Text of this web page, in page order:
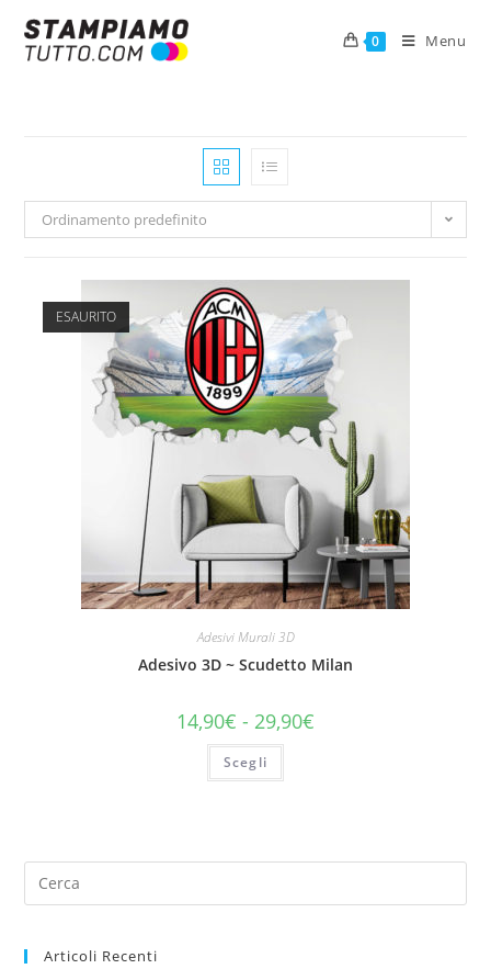
0 Menu
Ordinamento predefinito
ESAURITO
Adesivi Murali 3D
Adesivo 3D ~ Scudetto Milan
14,90€ - 29,90€
Scegli
Articoli Recenti